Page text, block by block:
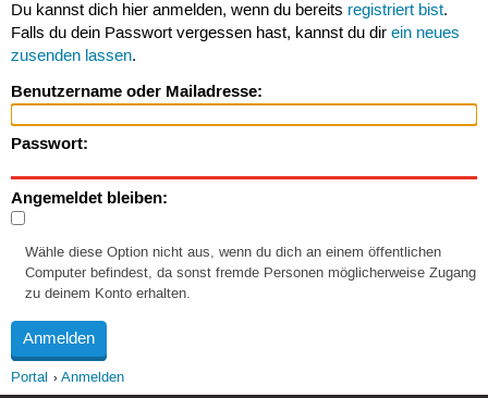
Du kannst dich hier anmelden, wenn du bereits registriert bist.
Falls du dein Passwort vergessen hast, kannst du dir ein neues
zusenden lassen.
Benutzername oder Mailadresse:
Passwort:
Angemeldet bleiben:
Wähle diese Option nicht aus, wenn du dich an einem öffentlichen
Computer befindest, da sonst fremde Personen möglicherweise Zugang
zu deinem Konto erhalten.
Portal Anmelden